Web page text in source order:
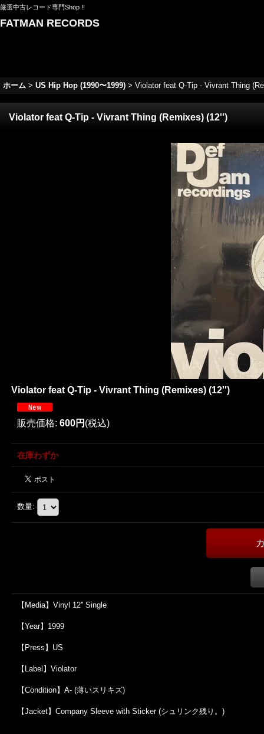
厳選中古レコード専門Shop !!
FATMAN RECORDS
ホーム > US Hip Hop (1990〜1999) > Violator feat Q-Tip - Vivrant Thing
Violator feat Q-Tip - Vivrant Thing (Remixes) (12'')
Violator feat Q-Tip - Vivrant Thing (Remixes) (12'')
販売価格: 600円 (税込)
在庫わずか
数量:
【Media】Vinyl 12'' Single
【Year】1999
【Press】US
【Label】Violator
【Condition】A- (薄いスリキズ)
【Jacket】Company Sleeve with Sticker (シュリンク残り。)